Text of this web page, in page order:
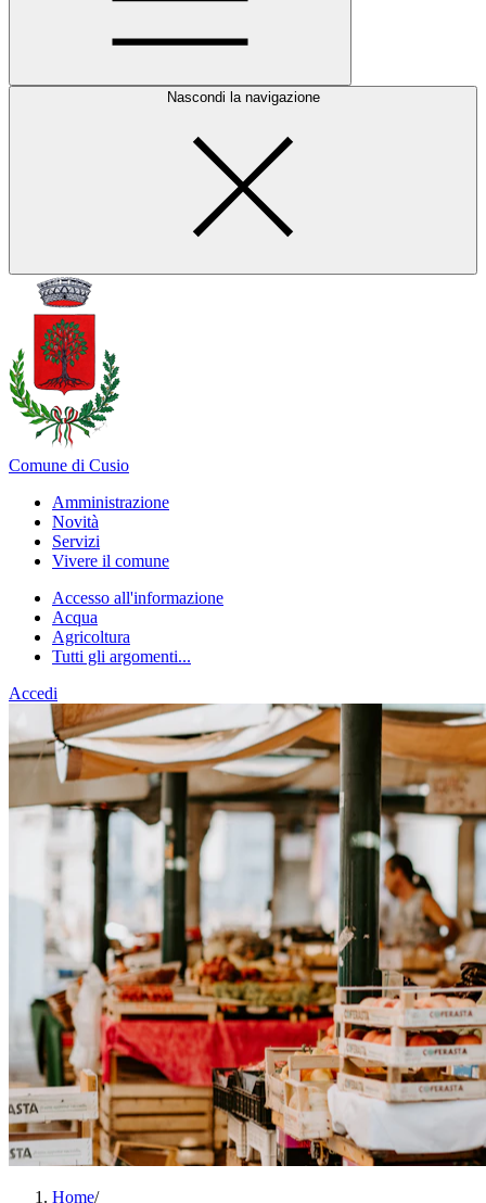
Nascondi la navigazione
Comune di Cusio
Amministrazione
Novità
Servizi
Vivere il comune
Accesso all'informazione
Acqua
Agricoltura
Tutti gli argomenti...
Accedi
Home/